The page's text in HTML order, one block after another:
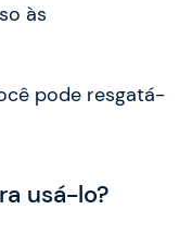
às
pode resgatá-
usá-lo?